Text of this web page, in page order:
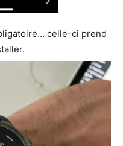
celle-ci prend